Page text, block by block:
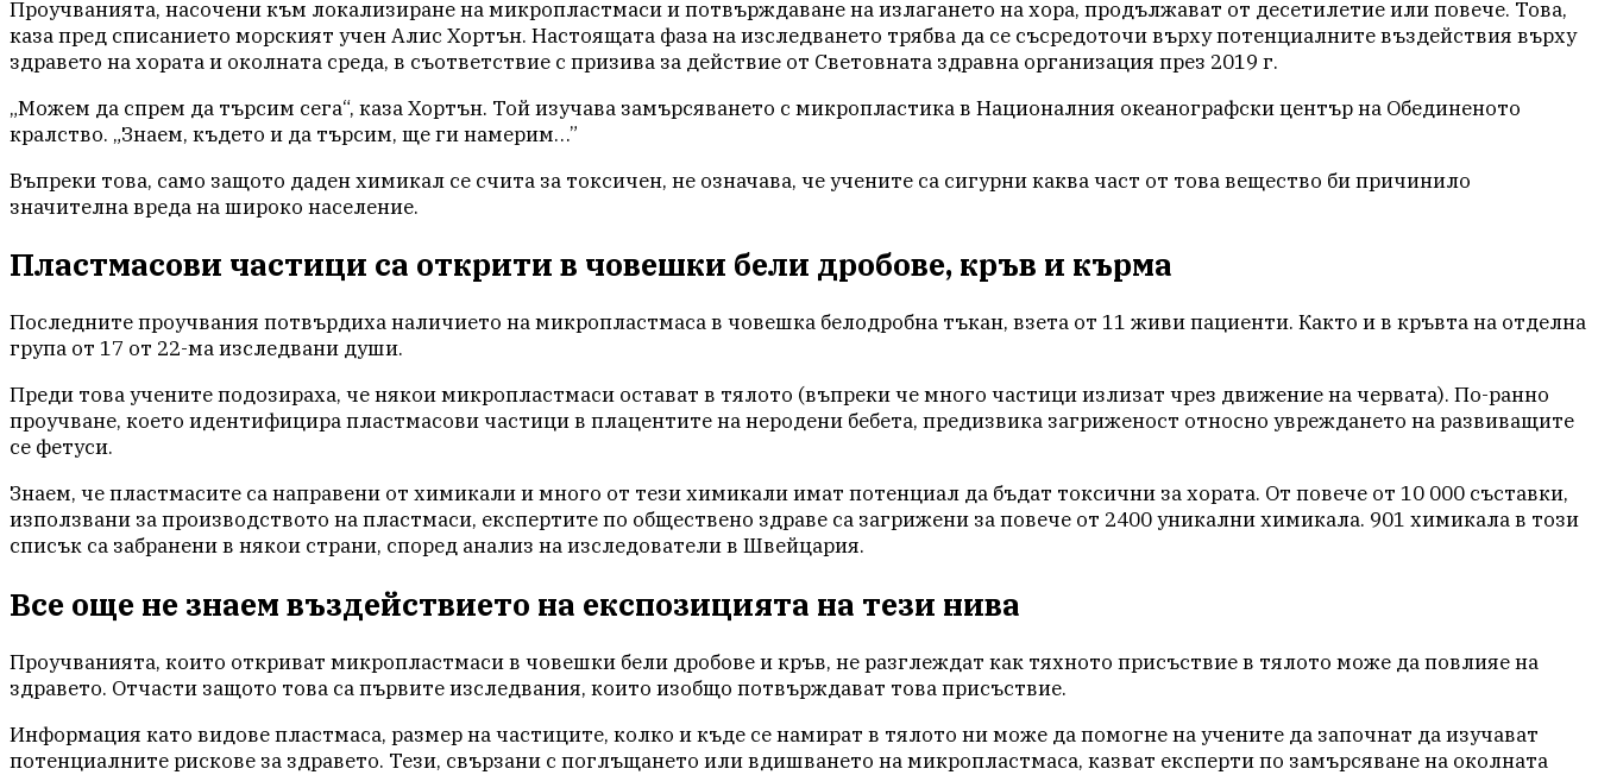
Проучванията, насочени към локализиране на микропластмаси и потвърждаване на излагането на хора, продължават от десетилетие или повече. Това,
каза пред списанието морският учен Алис Хортън. Настоящата фаза на изследването трябва да се съсредоточи върху потенциалните въздействия върху
здравето на хората и околната среда, в съответствие с призива за действие от Световната здравна организация през 2019 г.
„Можем да спрем да търсим сега“, каза Хортън. Той изучава замърсяването с микропластика в Националния океанографски център на Обединеното
кралство. „Знаем, където и да търсим, ще ги намерим…”
Въпреки това, само защото даден химикал се счита за токсичен, не означава, че учените са сигурни каква част от това вещество би причинило
значителна вреда на широко население.
Пластмасови частици са открити в човешки бели дробове, кръв и кърма
Последните проучвания потвърдиха наличието на микропластмаса в човешка белодробна тъкан, взета от 11 живи пациенти. Както и в кръвта на отделна
група от 17 от 22-ма изследвани души.
Преди това учените подозираха, че някои микропластмаси остават в тялото (въпреки че много частици излизат чрез движение на червата). По-ранно
проучване, което идентифицира пластмасови частици в плацентите на неродени бебета, предизвика загриженост относно увреждането на развиващите
се фетуси.
Знаем, че пластмасите са направени от химикали и много от тези химикали имат потенциал да бъдат токсични за хората. От повече от 10 000 съставки,
използвани за производството на пластмаси, експертите по обществено здраве са загрижени за повече от 2400 уникални химикала. 901 химикала в този
списък са забранени в някои страни, според анализ на изследователи в Швейцария.
Все още не знаем въздействието на експозицията на тези нива
Проучванията, които откриват микропластмаси в човешки бели дробове и кръв, не разглеждат как тяхното присъствие в тялото може да повлияе на
здравето. Отчасти защото това са първите изследвания, които изобщо потвърждават това присъствие.
Информация като видове пластмаса, размер на частиците, колко и къде се намират в тялото ни може да помогне на учените да започнат да изучават
потенциалните рискове за здравето. Тези, свързани с поглъщането или вдишването на микропластмаса, казват експерти по замърсяване на околната